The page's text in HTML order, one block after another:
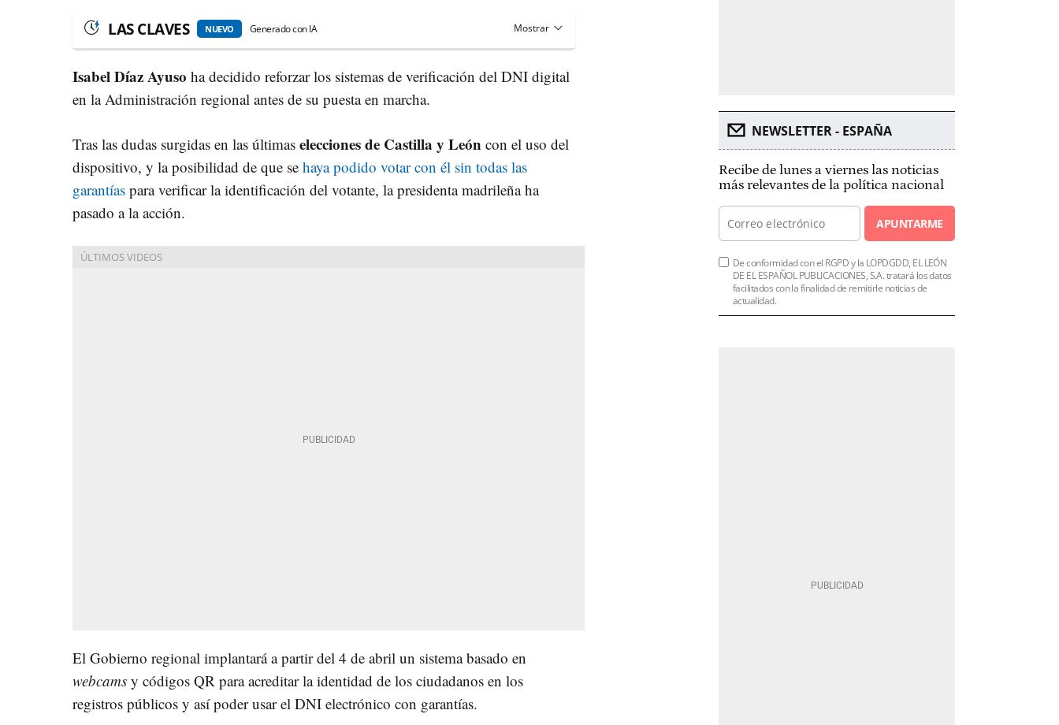
LAS CLAVES NUEVO Generado con IA
Isabel Díaz Ayuso ha decidido reforzar los sistemas de verificación del DNI digital
en la Administración regional antes de su puesta en marcha.
Tras las dudas surgidas en las últimas elecciones de Castilla y León con el uso del
dispositivo, y la posibilidad de que se haya podido votar con él sin todas las
garantías para verificar la identificación del votante, la presidenta madrileña ha
pasado a la acción.
El Gobierno regional implantará a partir del 4 de abril un sistema basado en
webcams y códigos QR para acreditar la identidad de los ciudadanos en los
registros públicos y así poder usar el DNI electrónico con garantías.
NEWSLETTER - ESPAÑA
Recibe de lunes a viernes las noticias
más relevantes de la política nacional
APUNTARME
De conformidad con el RGPD y la LOPDGDD, EL LEÓN
DE EL ESPAÑOL PUBLICACIONES, S.A. tratará los datos
facilitados con la finalidad de remitirle noticias de
actualidad.